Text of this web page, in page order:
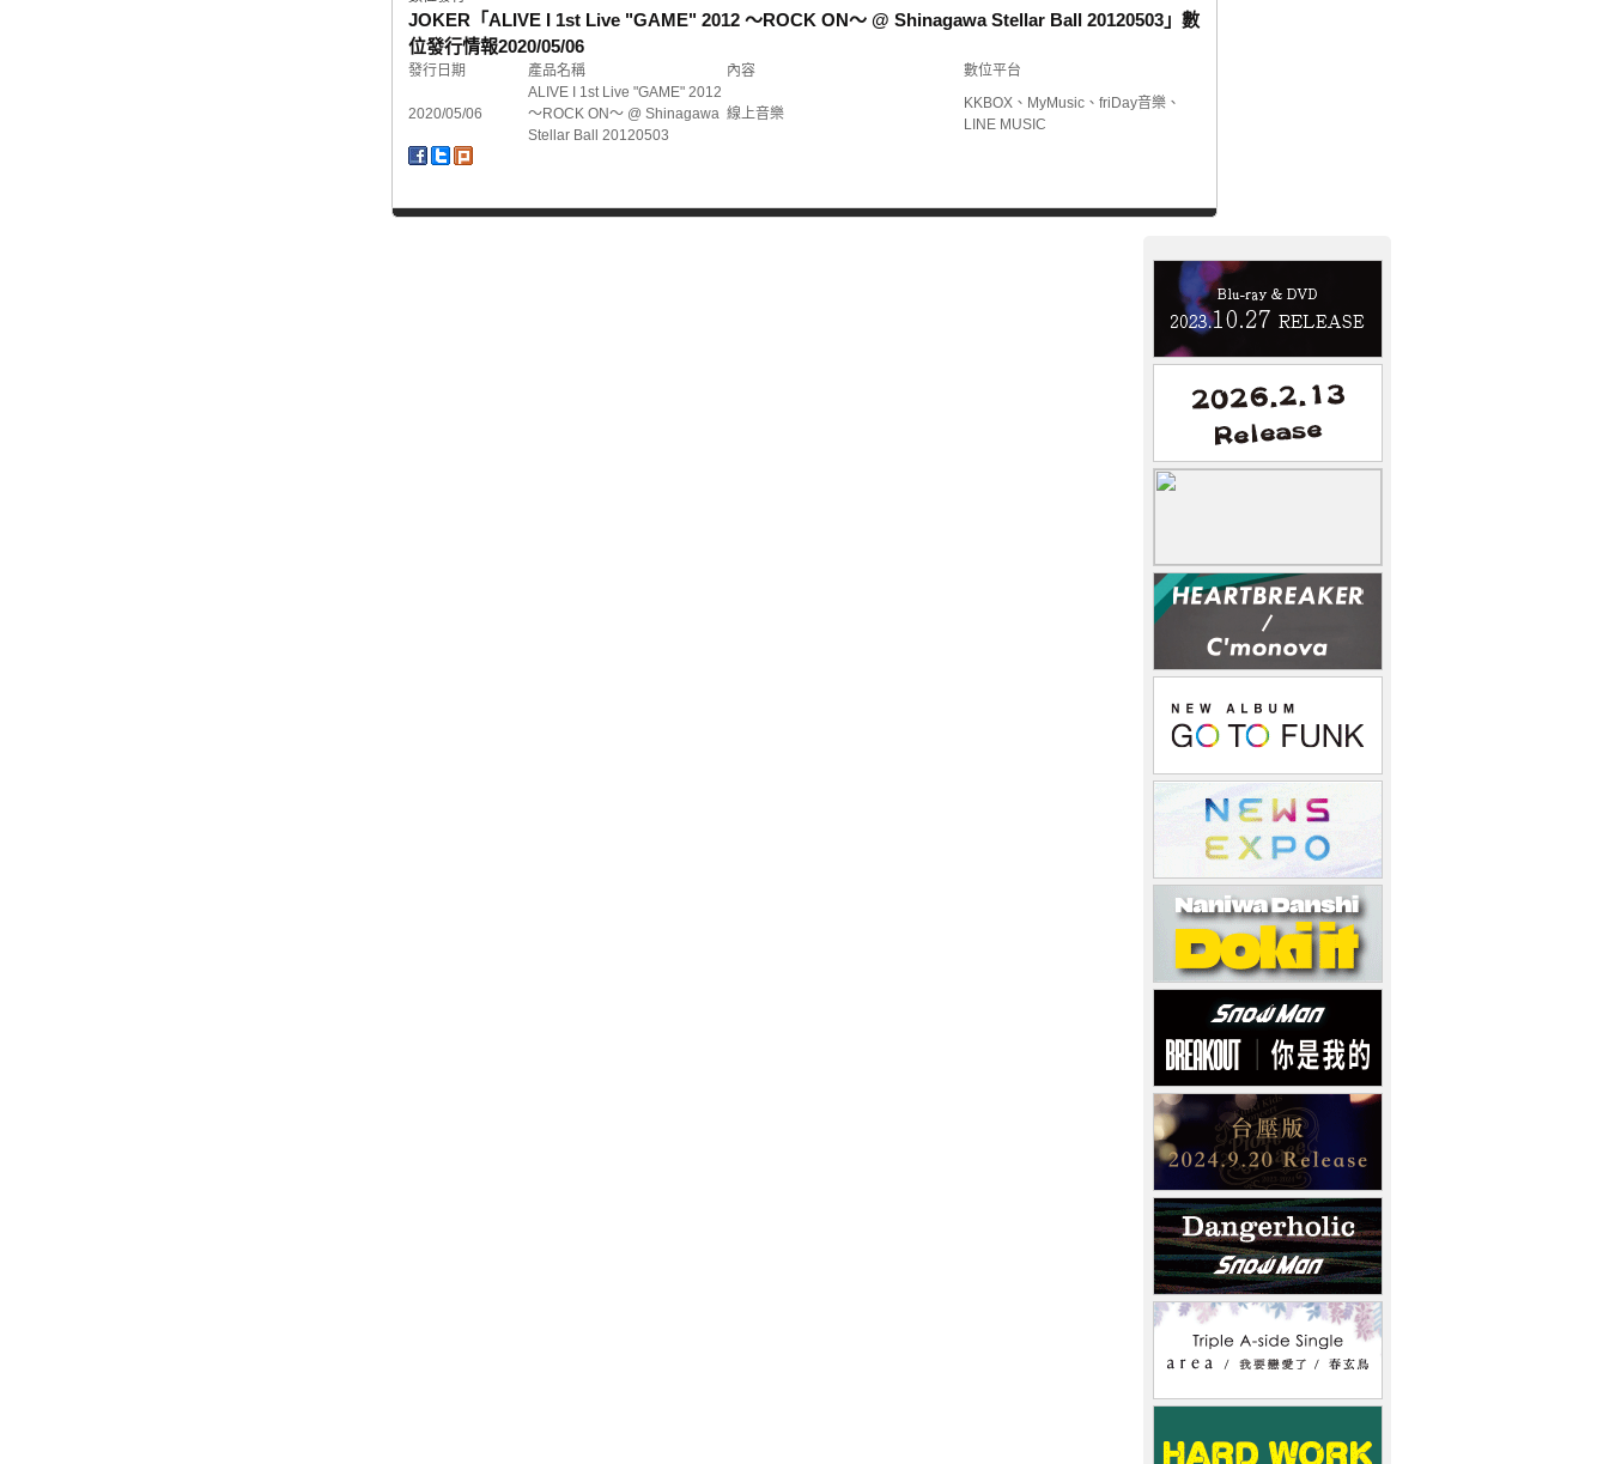
JOKER「ALIVE I 1st Live "GAME" 2012 ～ROCK ON～ @ Shinagawa Stellar Ball 20120503」數
位發行情報2020/05/06
發行日期 產品名稱 內容 數位平台
2020/05/06
ALIVE I 1st Live "GAME" 2012
～ROCK ON～ @ Shinagawa
Stellar Ball 20120503
線上音樂
KKBOX、MyMusic、friDay音樂、
LINE MUSIC